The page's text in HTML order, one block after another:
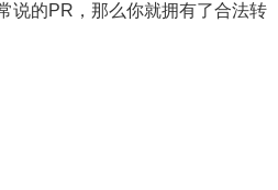
说的PR，那么你就拥有了合法转